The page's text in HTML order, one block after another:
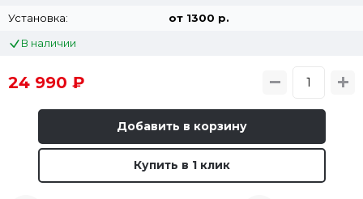
Установка:
от 1300 p.
В наличии
24 990 ₽
Добавить в корзину
Купить в 1 клик